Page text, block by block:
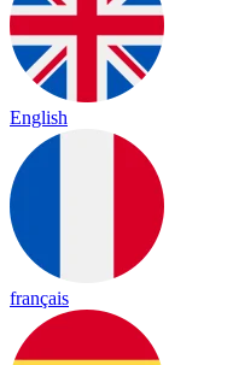
English
français